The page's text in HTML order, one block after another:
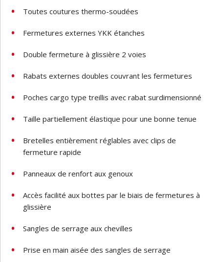
Toutes coutures thermo-soudées
Fermetures externes YKK étanches
Double fermeture à glissière 2 voies
Rabats externes doubles couvrant les fermetures
Poches cargo type treillis avec rabat surdimensionné
Taille partiellement élastique pour une bonne tenue
Bretelles entièrement réglables avec clips de
fermeture rapide
Panneaux de renfort aux genoux
Accès facilité aux bottes par le biais de fermetures à
glissière
Sangles de serrage aux chevilles
Prise en main aisée des sangles de serrage